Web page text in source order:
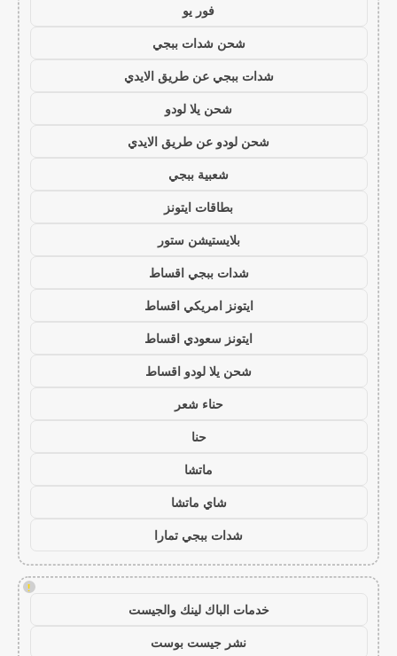
فور يو
شحن شدات ببجي
شدات ببجي عن طريق الايدي
شحن يلا لودو
شحن لودو عن طريق الايدي
شعبية ببجي
بطاقات ايتونز
بلايستيشن ستور
شدات ببجي اقساط
ايتونز امريكي اقساط
ايتونز سعودي اقساط
شحن يلا لودو اقساط
حناء شعر
حنا
ماتشا
شاي ماتشا
شدات ببجي تمارا
!
خدمات الباك لينك والجيست
نشر جيست بوست